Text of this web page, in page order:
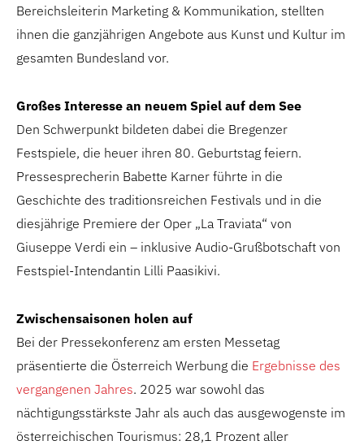
Bereichsleiterin Marketing & Kommunikation, stellten
ihnen die ganzjährigen Angebote aus Kunst und Kultur im
gesamten Bundesland vor.
Großes Interesse an neuem Spiel auf dem See
Den Schwerpunkt bildeten dabei die Bregenzer
Festspiele, die heuer ihren 80. Geburtstag feiern.
Pressesprecherin Babette Karner führte in die
Geschichte des traditionsreichen Festivals und in die
diesjährige Premiere der Oper „La Traviata“ von
Giuseppe Verdi ein – inklusive Audio-Grußbotschaft von
Festspiel-Intendantin Lilli Paasikivi.
Zwischensaisonen holen auf
Bei der Pressekonferenz am ersten Messetag
präsentierte die Österreich Werbung die Ergebnisse des
vergangenen Jahres. 2025 war sowohl das
nächtigungsstärkste Jahr als auch das ausgewogenste im
österreichischen Tourismus: 28,1 Prozent aller